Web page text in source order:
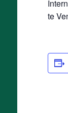
te